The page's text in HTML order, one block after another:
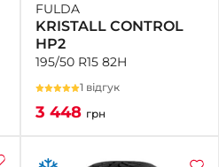
FULDA
KRISTALL CONTROL
HP2
195/50 R15 82H
1 відгук
3 448 грн